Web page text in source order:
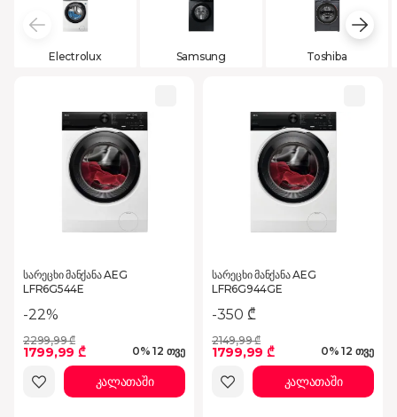
Electrolux Samsung Toshiba
სარეცხი მანქანა AEG
LFR6G544E
-22%
2299,99 ₾
1799,99 ₾ 0% 12 თვე
კალათაში
სარეცხი მანქანა AEG
LFR6G944GE
-350 ₾
2149,99 ₾
1799,99 ₾ 0% 12 თვე
კალათაში